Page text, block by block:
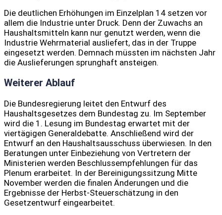
Die deutlichen Erhöhungen im Einzelplan 14 setzen vor
allem die Industrie unter Druck. Denn der Zuwachs an
Haushaltsmitteln kann nur genutzt werden, wenn die
Industrie Wehrmaterial ausliefert, das in der Truppe
eingesetzt werden. Demnach müssten im nächsten Jahr
die Auslieferungen sprunghaft ansteigen.
Weiterer Ablauf
Die Bundesregierung leitet den Entwurf des
Haushaltsgesetzes dem Bundestag zu. Im September
wird die 1. Lesung im Bundestag erwartet mit der
viertägigen Generaldebatte. Anschließend wird der
Entwurf an den Haushaltsausschuss überwiesen. In den
Beratungen unter Einbeziehung von Vertretern der
Ministerien werden Beschlussempfehlungen für das
Plenum erarbeitet. In der Bereinigungssitzung Mitte
November werden die finalen Änderungen und die
Ergebnisse der Herbst-Steuerschätzung in den
Gesetzentwurf eingearbeitet.